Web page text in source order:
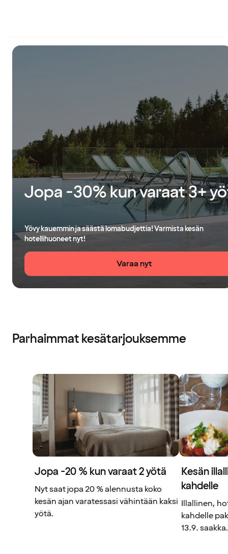
Jopa -30% kun varaat 3+
Yövy kauemmin ja säästä lomabudjettia! Varmista kesän
hotellihuoneet nyt!
Varaa nyt
Parhaimmat kesätarjouksemme
Jopa -20 % kun varaat 2 yötä
Nyt saat jopa 20 % alennusta koko
kesän ajan varatessasi vähintään kaksi
yötä.
Kesän
kahdelle
Illallinen,
kahdelle
13.9. saakka.